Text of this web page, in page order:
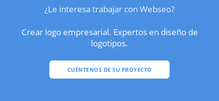
¿Le interesa trabajar con Webseo?
Crear logo empresarial. Expertos en diseño de
logotipos.
CUÉNTENOS DE SU PROYECTO